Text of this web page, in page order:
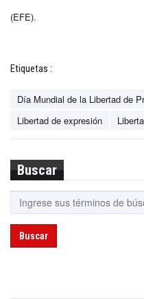
(EFE).
Etiquetas :
Día Mundial de la Libertad de
Libertad de expresión
Buscar
Buscar